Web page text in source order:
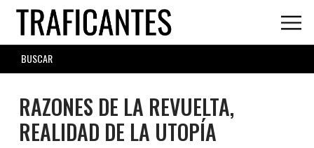
Skip
main
content
SEARCH
FORM
RAZONES DE LA REVUELTA,
REALIDAD DE LA UTOPÍA